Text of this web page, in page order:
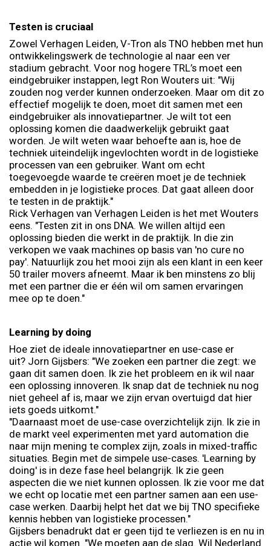
Testen is cruciaal
Zowel Verhagen Leiden, V-Tron als TNO hebben met hun
ontwikkelingswerk de technologie al naar een ver
stadium gebracht. Voor nog hogere TRL’s moet een
eindgebruiker instappen, legt Ron Wouters uit: "Wij
zouden nog verder kunnen onderzoeken. Maar om dit zo
effectief mogelijk te doen, moet dit samen met een
eindgebruiker als innovatiepartner. Je wilt tot een
oplossing komen die daadwerkelijk gebruikt gaat
worden. Je wilt weten waar behoefte aan is, hoe de
techniek uiteindelijk ingevlochten wordt in de logistieke
processen van een gebruiker. Want om echt
toegevoegde waarde te creëren moet je de techniek
embedden in je logistieke proces. Dat gaat alleen door
te testen in de praktijk."
Rick Verhagen van Verhagen Leiden is het met Wouters
eens. "Testen zit in ons DNA. We willen altijd een
oplossing bieden die werkt in de praktijk. In die zin
verkopen we vaak machines op basis van 'no cure no
pay'. Natuurlijk zou het mooi zijn als een klant in een keer
50 trailer movers afneemt. Maar ik ben minstens zo blij
met een partner die er één wil om samen ervaringen
mee op te doen."
Learning by doing
Hoe ziet de ideale innovatiepartner en use-case er
uit? Jorn Gijsbers: "We zoeken een partner die zegt: we
gaan dit samen doen. Ik zie het probleem en ik wil naar
een oplossing innoveren. Ik snap dat de techniek nu nog
niet geheel af is, maar we zijn ervan overtuigd dat hier
iets goeds uitkomt."
"Daarnaast moet de use-case overzichtelijk zijn. Ik zie in
de markt veel experimenten met yard automation die
naar mijn mening te complex zijn, zoals in mixed-traffic
situaties. Begin met de simpele use-cases. 'Learning by
doing' is in deze fase heel belangrijk. Ik zie geen
aspecten die we niet kunnen oplossen. Ik zie voor me dat
we echt op locatie met een partner samen aan een use-
case werken. Daarbij helpt het dat we bij TNO specifieke
kennis hebben van logistieke processen."
Gijsbers benadrukt dat er geen tijd te verliezen is en nu in
actie wil komen. "We moeten aan de slag. Wil Nederland